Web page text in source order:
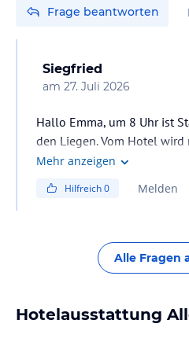
Frage beantworten
Siegfried
am 27. Juli 2026
Hallo Emma, um 8 Uhr ist
den Liegen. Vom Hotel wird
Pool viel zu klein für die
Mehr anzeigen
Hilfreich0 Melden
Alle Fragen
Hotelausstattung